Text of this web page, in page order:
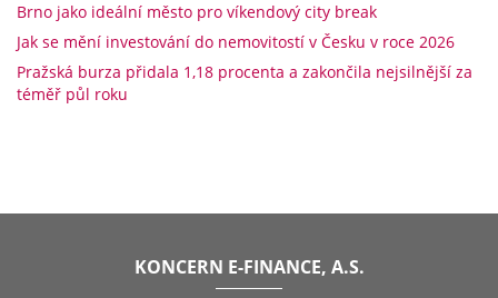
Brno jako ideální město pro víkendový city break
Jak se mění investování do nemovitostí v Česku v roce 2026
Pražská burza přidala 1,18 procenta a zakončila nejsilnější za
téměř půl roku
KONCERN E-FINANCE, A.S.